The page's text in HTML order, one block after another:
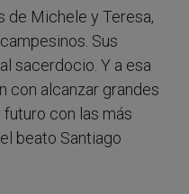
de Michele y Teresa,
Sus
sacerdocio. Y a esa
con alcanzar grandes
futuro con las más
beato Santiago